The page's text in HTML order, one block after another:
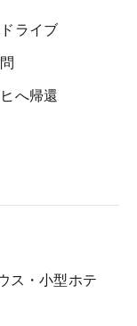
ライブ
へ帰還
ス・小型ホテ